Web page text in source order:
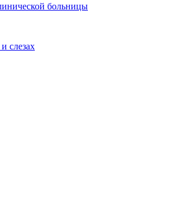
больницы
слезах